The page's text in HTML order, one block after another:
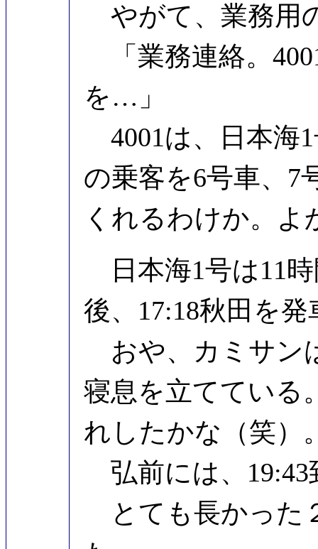
やがて、業務用
「業務連絡。
を…」
4001は、日本海
の乗客を6号車、7
くれるわけか。よ
日本海1号は11
後、17:18秋田を
おや、カミサン
寝息を立てている
れしたかな（笑）
弘前には、19:43
とても長かった